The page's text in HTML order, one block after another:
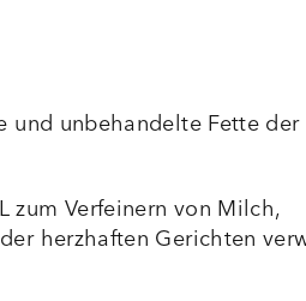
unbehandelte Fette der
zum Verfeinern von Milch,
herzhaften Gerichten